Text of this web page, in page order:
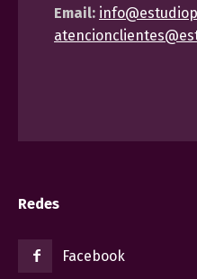
Email:
Redes
Facebook